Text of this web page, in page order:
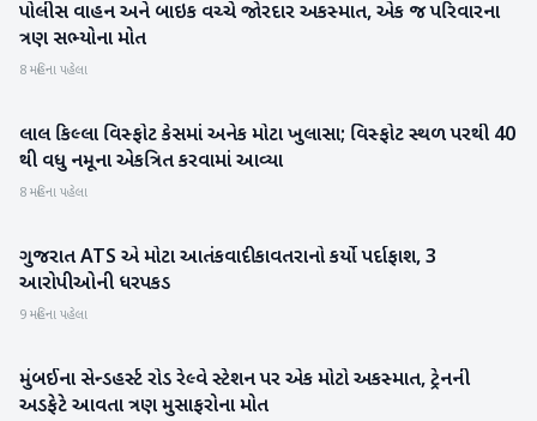
રાષ્ટ્રીય
પોલીસ વાહન અને બાઇક વચ્ચે જોરદાર અકસ્માત, એક જ પરિવારના
ત્રણ સભ્યોના મોત
8 મહિના પહેલા
રાષ્ટ્રીય
લાલ કિલ્લા વિસ્ફોટ કેસમાં અનેક મોટા ખુલાસા; વિસ્ફોટ સ્થળ પરથી 40
થી વધુ નમૂના એકત્રિત કરવામાં આવ્યા
8 મહિના પહેલા
રાષ્ટ્રીય
ગુજરાત ATS એ મોટા આતંકવાદી કાવતરાનો કર્યો પર્દાફાશ, 3
આરોપીઓની ધરપકડ
9 મહિના પહેલા
રાષ્ટ્રીય
મુંબઈના સેન્ડહર્સ્ટ રોડ રેલ્વે સ્ટેશન પર એક મોટો અકસ્માત, ટ્રેનની
અડફેટે આવતા ત્રણ મુસાફરોના મોત